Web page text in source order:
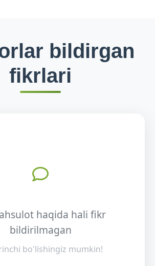
bildirgan
fikrlari
haqida hali fikr
bildirilmagan
bo'lishingiz mumkin!